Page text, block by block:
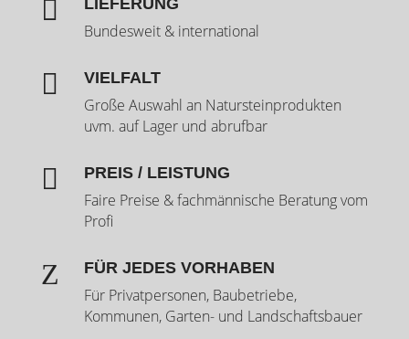

Bundesweit & international
 VIELFALT
Große Auswahl an Natursteinprodukten
uvm. auf Lager und abrufbar
 PREIS / LEISTUNG
Faire Preise & fachmännische Beratung vom
Profi
Z FÜR JEDES VORHABEN
Für Privatpersonen, Baubetriebe,
Kommunen, Garten- und Landschaftsbauer